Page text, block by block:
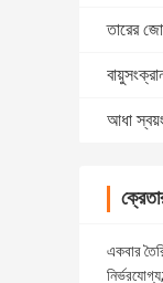
তারের
আধা
একবার
নির্ভরযোগ্য;